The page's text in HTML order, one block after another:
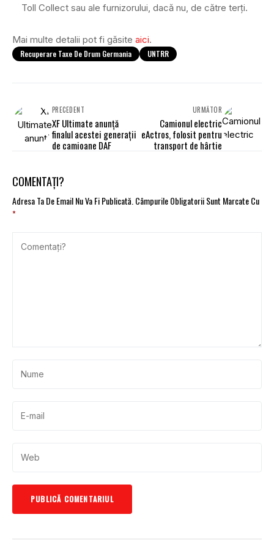
Toll Collect sau ale furnizorului, dacă nu, de către terți.
Mai multe detalii pot fi găsite aici.
Recuperare Taxe De Drum Germania UNTRR
PRECEDENT
XF Ultimate anunță
finalul acestei generații
de camioane DAF
URMĂTOR
Camionul electric
eActros, folosit pentru
transport de hârtie
COMENTAȚI?
Adresa Ta De Email Nu Va Fi Publicată. Câmpurile Obligatorii Sunt Marcate Cu
*